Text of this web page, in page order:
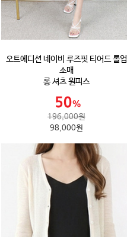
오트에디션 네이비 루즈핏 티어드 롤업
소매
롱 셔츠 원피스
196,000원
98,000원